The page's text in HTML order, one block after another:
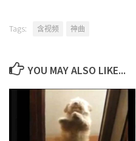
Tags: 含视频 神曲
YOU MAY ALSO LIKE...